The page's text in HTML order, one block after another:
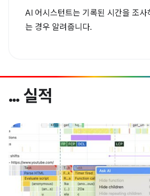
AI 어시스턴트는 기록된 시간을 조사
는 경우 알려줍니다.
… 실적